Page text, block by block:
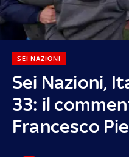
Sei Nazioni,
33: il
Francesco
SEI NAZIONI